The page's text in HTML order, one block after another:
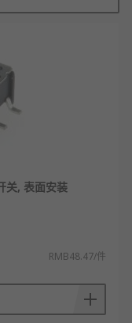
整功能模式
成硬件级参
家居模块、
通过拨动拨
点，拨片向
径。
关, 表面安装
RMB48.47/件